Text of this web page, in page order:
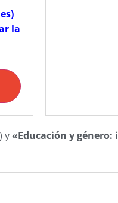
la
y«Educación y género: